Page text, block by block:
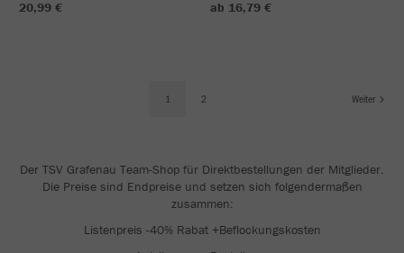
20,99 €
ab 16,79 €
1 2 Weiter
Der TSV Grafenau Team-Shop für Direktbestellungen der Mitglieder.
Die Preise sind Endpreise und setzen sich folgendermaßen
zusammen:
Listenpreis -40% Rabat +Beflockungskosten